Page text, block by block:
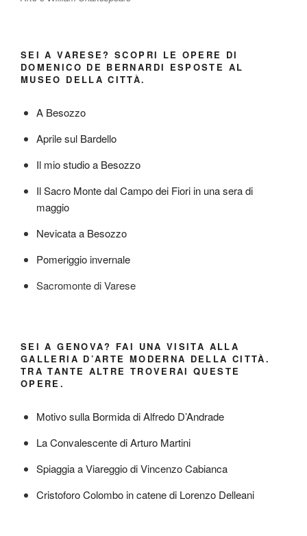
SEI A VARESE? SCOPRI LE OPERE DI
DOMENICO DE BERNARDI ESPOSTE AL
MUSEO DELLA CITTÀ.
A Besozzo
Aprile sul Bardello
Il mio studio a Besozzo
Il Sacro Monte dal Campo dei Fiori in una sera di
maggio
Nevicata a Besozzo
Pomeriggio invernale
Sacromonte di Varese
SEI A GENOVA? FAI UNA VISITA ALLA
GALLERIA D’ARTE MODERNA DELLA CITTÀ.
TRA TANTE ALTRE TROVERAI QUESTE
OPERE.
Motivo sulla Bormida di Alfredo D’Andrade
La Convalescente di Arturo Martini
Spiaggia a Viareggio di Vincenzo Cabianca
Cristoforo Colombo in catene di Lorenzo Delleani